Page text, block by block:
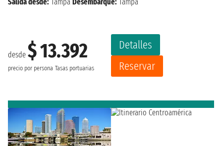
desde $ 13.392
precio por persona Tasas portuarias
Detalles
Reservar
Salida desde: Tampa Desembarque: Tampa